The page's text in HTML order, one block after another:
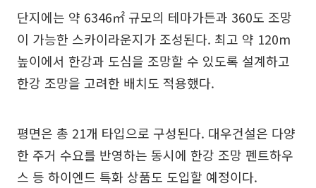
단지에는 약 6346㎡ 규모의 테마가든과 360도 조망
이 가능한 스카이라운지가 조성된다. 최고 약 120m
높이에서 한강과 도심을 조망할 수 있도록 설계하고
한강 조망을 고려한 배치도 적용했다.
평면은 총 21개 타입으로 구성된다. 대우건설은 다양
한 주거 수요를 반영하는 동시에 한강 조망 펜트하우
스 등 하이엔드 특화 상품도 도입할 예정이다.